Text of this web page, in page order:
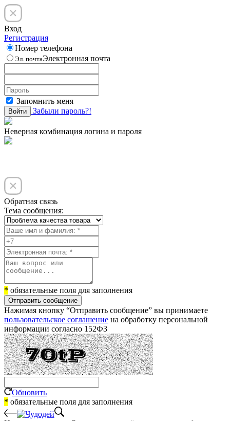
Вход
Регистрация
Номер телефона
Эл. почтаЭлектронная почта
Запомнить меня
Войти Забыли пароль?!
Неверная комбинация логина и пароля
Обратная связь
Тема сообщения:
* обязательные поля для заполнения
Отправить сообщение
Нажимая кнопку “Отправить сообщение” вы принимаете
пользовательское соглашение на обработку персональной
информации согласно 152ФЗ
Обновить
* обязательные поля для заполнения